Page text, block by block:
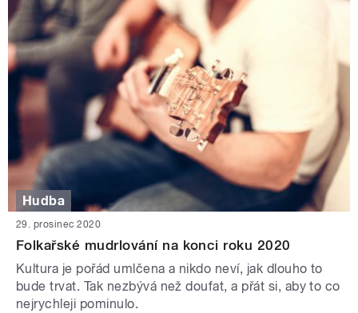
Hudba
29. prosinec 2020
Folkařské mudrlování na konci roku 2020
Kultura je pořád umlčena a nikdo neví, jak dlouho to
bude trvat. Tak nezbývá než doufat, a přát si, aby to co
nejrychleji pominulo.